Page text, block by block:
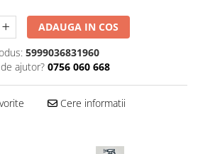
ADAUGA IN COS
5999036831960
ajutor? 0756 060 668
Cere informatii